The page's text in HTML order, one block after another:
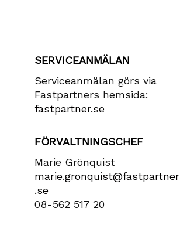
SERVICEANMÄLAN
Serviceanmälan görs via
Fastpartners hemsida:
fastpartner.se
FÖRVALTNINGSCHEF
Marie Grönquist
marie​.gronquist​@fastpartner​
.se
08-562 517 20